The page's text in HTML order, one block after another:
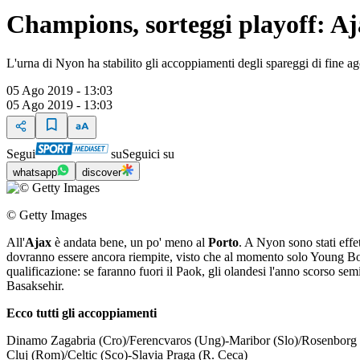
Champions, sorteggi playoff:
L'urna di Nyon ha stabilito gli accoppiamenti degli spareggi di fine
05 Ago 2019 - 13:03
05 Ago 2019 - 13:03
Segui suSeguici su
whatsapp discover
© Getty Images
All'Ajax è andata bene, un po' meno al Porto. A Nyon sono stati
dovranno essere ancora riempite, visto che al momento solo Young
qualificazione: se faranno fuori il Paok, gli olandesi l'anno scorso
Basaksehir.
Ecco tutti gli accoppiamenti
Dinamo Zagabria (Cro)/Ferencvaros (Ung)-Maribor (Slo)/
Cluj (Rom)/Celtic (Sco)-Slavia Praga (R. Ceca)